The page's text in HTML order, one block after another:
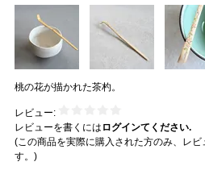
桃の花が描かれた茶杓。
レビュー:
レビューを書くには ログインてください.
(この商品を実際に購入された方のみ、レビ
す。)